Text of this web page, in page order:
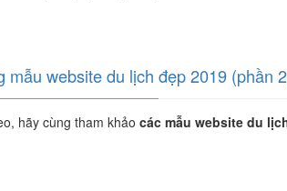
mẫu website du lịch đẹp 2019 (phần
hãy cùng tham khảocác mẫu website du